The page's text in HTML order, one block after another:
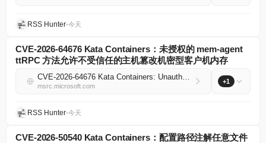
RSS Hunter•今天
CVE-2026-64676 Kata Containers：未授权的 mem-agent
ttRPC 方法允许不受信任的主机篡改机密型客户机内存
CVE-2026-64676 Kata Containers: Unauthorized mem-agent ttRPC methods let an untrusted host tamper with confidential-guest memory
msrc.microsoft.com
+1
RSS Hunter•今天
CVE-2026-50540 Kata Containers：配置路径注解任意文件